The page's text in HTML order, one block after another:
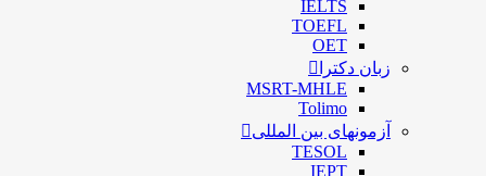
IELTS
TOEFL
OET
زبان دکترا
MSRT-MHLE
Tolimo
آزمونهای بین المللی
TESOL
IEPT